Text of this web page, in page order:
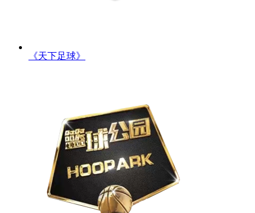
《天下足球》